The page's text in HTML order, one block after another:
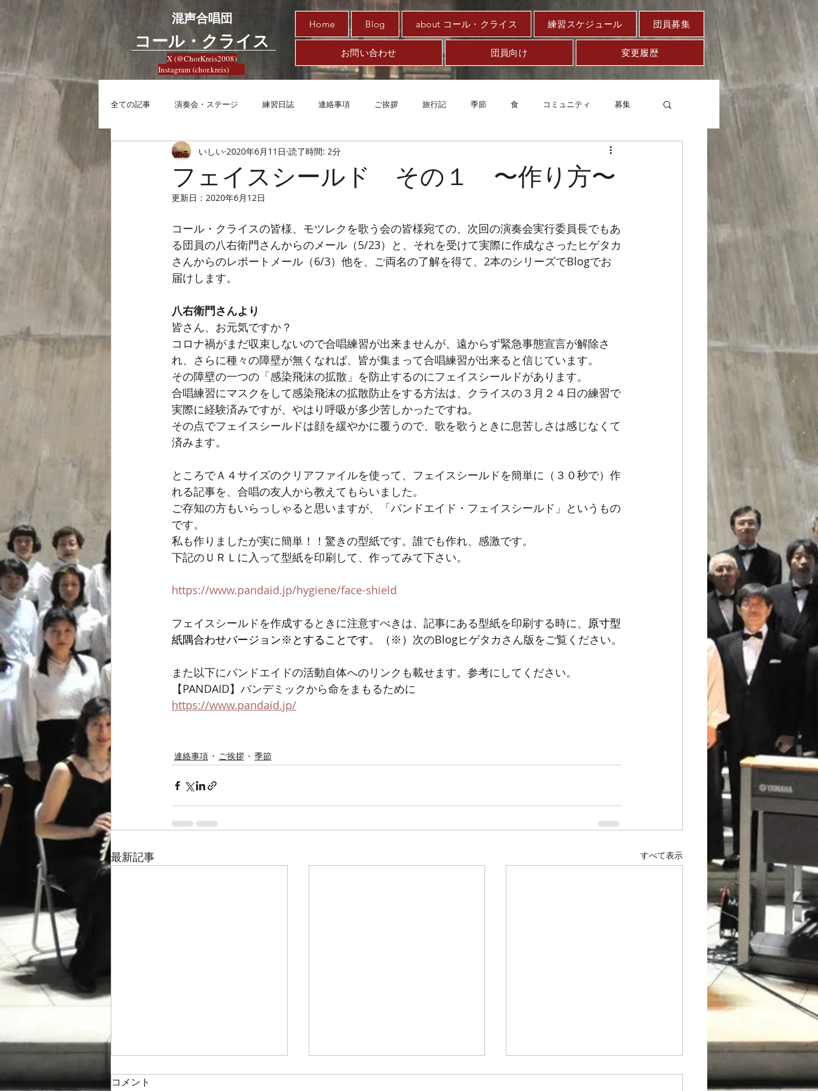
混声合唱団
​コール・クライス
X (@ChorKreis2008)
Instagram (chor.kreis)
Home Blog about コール・クライス 練習スケジュール 団員募集
お問い合わせ 団員向け 変更履歴
全ての記事 演奏会・ステージ 練習日誌 連絡事項 ご挨拶 旅行記 季節 食 コミュニティ 募集
興味 合唱への想い 趣味 対新型コロナ
フェイスシールド その１ 〜作り方〜
いしい 2020年6月11日 読了時間: 2分
更新日： 2020年6月12日
コール・クライスの皆様、モツレクを歌う会の皆様宛ての、次回の演奏会実行委員長でもあ
る団員の八右衛門さんからのメール（5/23）と、それを受けて実際に作成なさったヒゲタカ
さんからのレポートメール（6/3）他を、ご両名の了解を得て、2本のシリーズでBlogでお
届けします。
八右衛門さんより
皆さん、お元気ですか？
コロナ禍がまだ収束しないので合唱練習が出来ませんが、遠からず緊急事態宣言が解除さ
れ、さらに種々の障壁が無くなれば、皆が集まって合唱練習が出来ると信じています。
その障壁の一つの「感染飛沫の拡散」を防止するのにフェイスシールドがあります。
合唱練習にマスクをして感染飛沫の拡散防止をする方法は、クライスの３月２４日の練習で
実際に経験済みですが、やはり呼吸が多少苦しかったですね。
その点でフェイスシールドは顔を緩やかに覆うので、歌を歌うときに息苦しさは感じなくて
済みます。
ところでＡ４サイズのクリアファイルを使って、フェイスシールドを簡単に（３０秒で）作
れる記事を、合唱の友人から教えてもらいました。
ご存知の方もいらっしゃると思いますが、「パンドエイド・フェイスシールド」というもの
です。
私も作りましたが実に簡単！！驚きの型紙です。誰でも作れ、感激です。
下記のＵＲＬに入って型紙を印刷して、作ってみて下さい。
https://www.pandaid.jp/hygiene/face-shield
フェイスシールドを作成するときに注意すべきは、記事にある型紙を印刷する時に、 原寸型
紙隅合わせバージョン※とすることです。（※） 次のBlogヒゲタカさん版をご覧ください。
また以下にパンドエイドの活動自体へのリンクも載せます。参考にしてください。
【PANDAID】パンデミックから命をまもるために
https://www.pandaid.jp/
連絡事項 ご挨拶 季節
最新記事 すべて表示
コメント